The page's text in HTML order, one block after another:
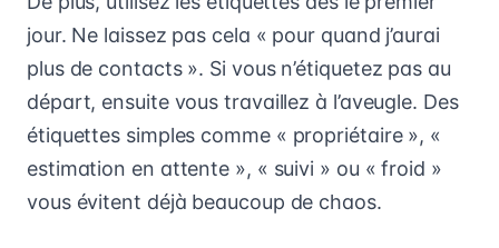
jour. Ne laissez pas cela « pour quand j’aurai
plus de contacts ». Si vous n’étiquetez pas au
départ, ensuite vous travaillez à l’aveugle. Des
étiquettes simples comme « propriétaire », «
estimation en attente », « suivi » ou « froid »
vous évitent déjà beaucoup de chaos.